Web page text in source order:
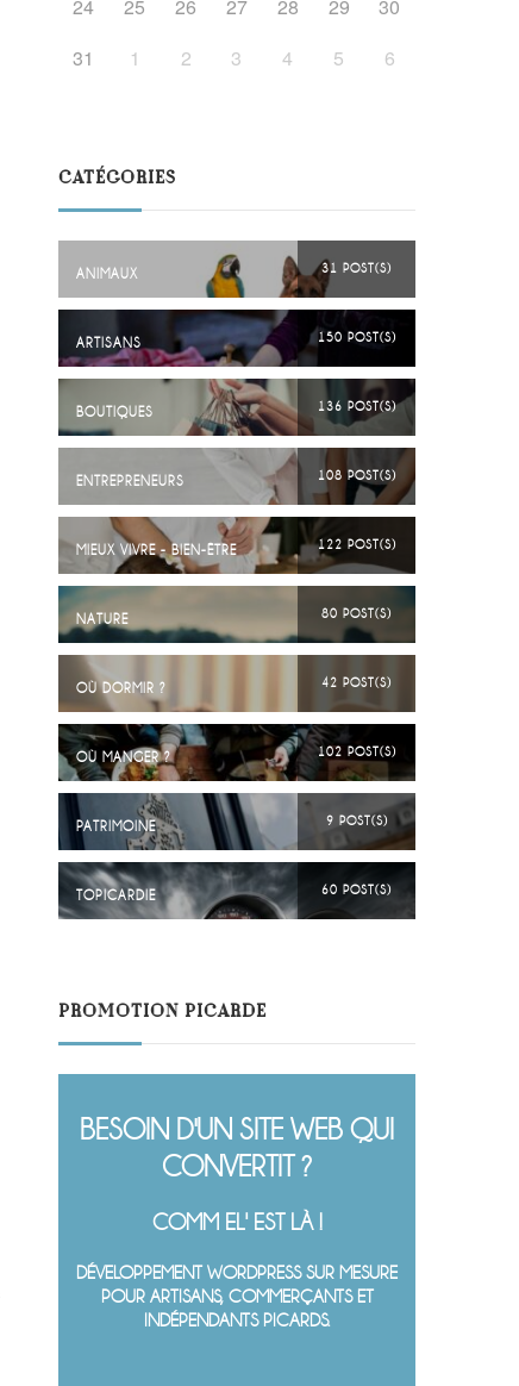
24
25 26 27 28 29
30
31
1 2 3 4 5 6
CATÉGORIES
ANIMAUX 31 POST(S)
ARTISANS 150 POST(S)
BOUTIQUES 136 POST(S)
ENTREPRENEURS 108 POST(S)
MIEUX VIVRE - BIEN-ÊTRE 122 POST(S)
NATURE 80 POST(S)
OÙ DORMIR ? 42 POST(S)
OÙ MANGER ? 102 POST(S)
PATRIMOINE 9 POST(S)
TOPICARDIE 60 POST(S)
PROMOTION PICARDE
BESOIN D'UN SITE WEB QUI
CONVERTIT ?
COMM EL' EST LÀ !
DÉVELOPPEMENT WORDPRESS SUR MESURE
POUR ARTISANS, COMMERÇANTS ET
INDÉPENDANTS PICARDS.